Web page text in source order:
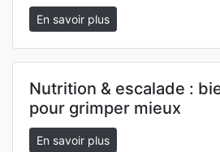
En savoir plus
Nutrition & escalade :
pour grimper mieux
En savoir plus